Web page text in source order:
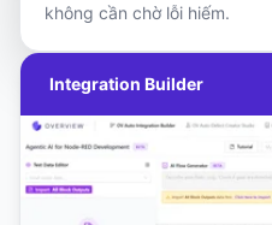
không cần chờ lỗi hiếm.
Integration Builder